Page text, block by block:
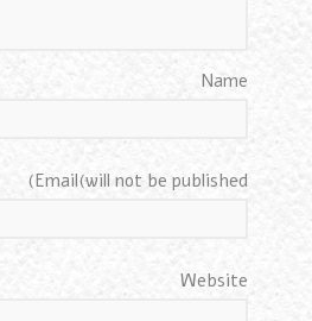
Name
Email(will not be published)
Website